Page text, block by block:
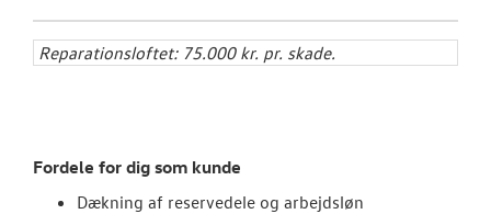
Reparationsloftet: 75.000 kr. pr. skade.
Fordele for dig som kunde
Dækning af reservedele og arbejdsløn